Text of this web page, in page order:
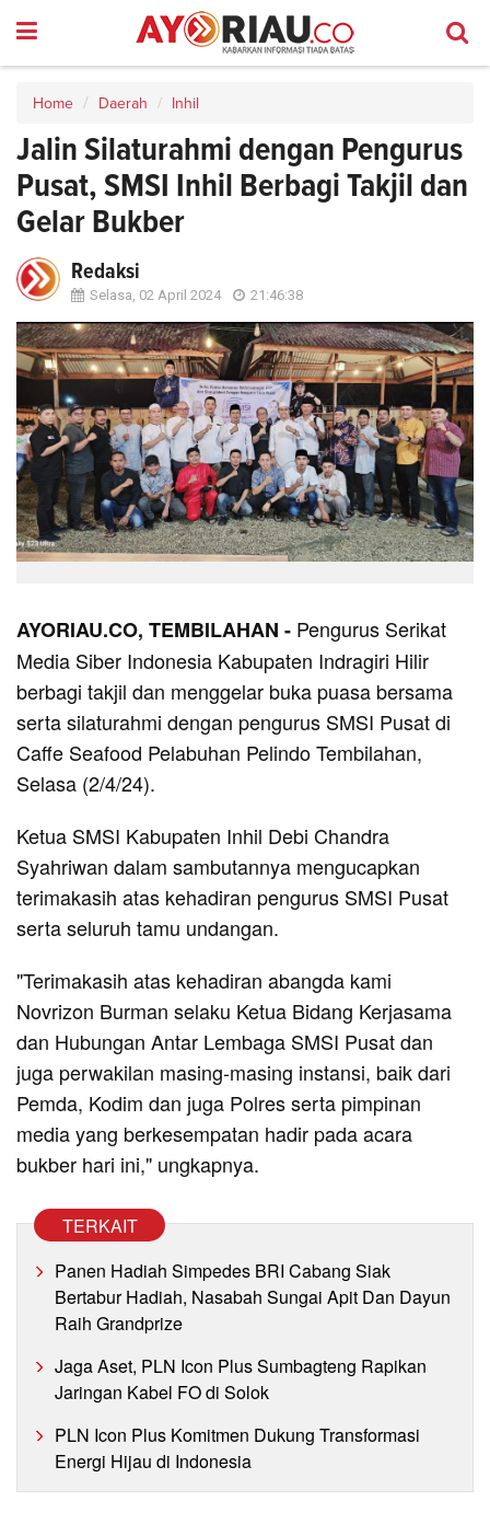
Home Daerah Inhil
Jalin Silaturahmi dengan Pengurus
Pusat, SMSI Inhil Berbagi Takjil dan
Gelar Bukber
Redaksi
Selasa, 02 April 2024 21:46:38
AYORIAU.CO, TEMBILAHAN - Pengurus Serikat
Media Siber Indonesia Kabupaten Indragiri Hilir
berbagi takjil dan menggelar buka puasa bersama
serta silaturahmi dengan pengurus SMSI Pusat di
Caffe Seafood Pelabuhan Pelindo Tembilahan,
Selasa (2/4/24).
Ketua SMSI Kabupaten Inhil Debi Chandra
Syahriwan dalam sambutannya mengucapkan
terimakasih atas kehadiran pengurus SMSI Pusat
serta seluruh tamu undangan.
"Terimakasih atas kehadiran abangda kami
Novrizon Burman selaku Ketua Bidang Kerjasama
dan Hubungan Antar Lembaga SMSI Pusat dan
juga perwakilan masing-masing instansi, baik dari
Pemda, Kodim dan juga Polres serta pimpinan
media yang berkesempatan hadir pada acara
bukber hari ini," ungkapnya.
TERKAIT
Panen Hadiah Simpedes BRI Cabang Siak
Bertabur Hadiah, Nasabah Sungai Apit Dan Dayun
Raih Grandprize
Jaga Aset, PLN Icon Plus Sumbagteng Rapikan
Jaringan Kabel FO di Solok
PLN Icon Plus Komitmen Dukung Transformasi
Energi Hijau di Indonesia